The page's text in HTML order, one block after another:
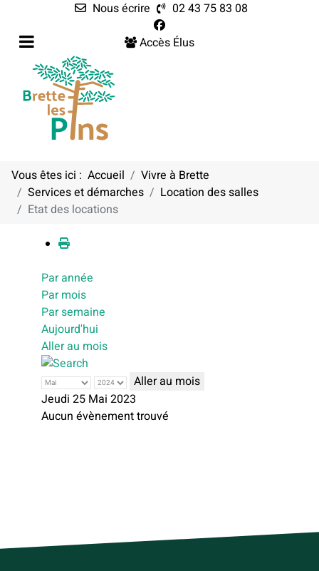
Nous écrire
02 43 75 83 08
Accès Élus
Vous êtes ici : Accueil
Vivre à Brette
Services et démarches
Location des salles
Etat des locations
Calendrier
Par année
Par mois
Par semaine
Aujourd'hui
Aller au mois
Aller au mois
Jeudi 25 Mai 2023
Aucun évènement trouvé